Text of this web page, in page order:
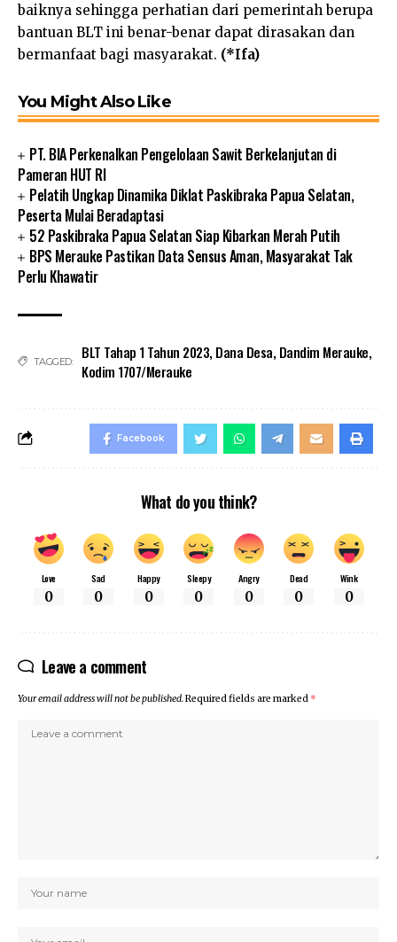
baiknya sehingga perhatian dari pemerintah berupa
bantuan BLT ini benar-benar dapat dirasakan dan
bermanfaat bagi masyarakat. (*Ifa)
You Might Also Like
PT. BIA Perkenalkan Pengelolaan Sawit Berkelanjutan di
Pameran HUT RI
Pelatih Ungkap Dinamika Diklat Paskibraka Papua Selatan,
Peserta Mulai Beradaptasi
52 Paskibraka Papua Selatan Siap Kibarkan Merah Putih
BPS Merauke Pastikan Data Sensus Aman, Masyarakat Tak
Perlu Khawatir
TAGGED: BLT Tahap 1 Tahun 2023, Dana Desa, Dandim Merauke,
Kodim 1707/Merauke
Facebook
What do you think?
Love
0
Sad
0
Happy
0
Sleepy
0
Angry
0
Dead
0
Wink
0
Leave a comment
Your email address will not be published.Required fields are marked *